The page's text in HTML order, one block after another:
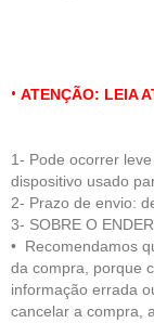
• ATENÇÃO: LEIA
1- Pode ocorrer
dispositivo usado
2- Prazo de envio:
3- SOBRE O
• Recomendamos
da compra, porque
informação errada
cancelar a compra,